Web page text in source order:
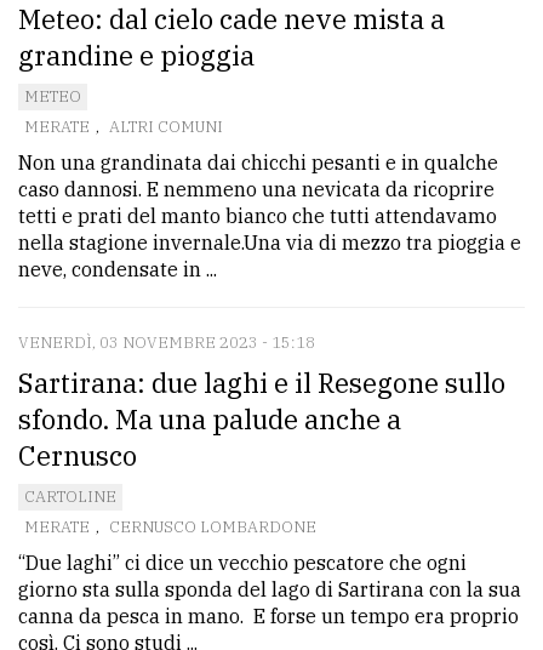
Meteo: dal cielo cade neve mista a
grandine e pioggia
METEO
MERATE , ALTRI COMUNI
Non una grandinata dai chicchi pesanti e in qualche
caso dannosi. E nemmeno una nevicata da ricoprire
tetti e prati del manto bianco che tutti attendavamo
nella stagione invernale.Una via di mezzo tra pioggia e
neve, condensate in ...
VENERDÌ, 03 NOVEMBRE 2023 - 15:18
Sartirana: due laghi e il Resegone sullo
sfondo. Ma una palude anche a
Cernusco
CARTOLINE
MERATE , CERNUSCO LOMBARDONE
“Due laghi” ci dice un vecchio pescatore che ogni
giorno sta sulla sponda del lago di Sartirana con la sua
canna da pesca in mano. E forse un tempo era proprio
così. Ci sono studi ...